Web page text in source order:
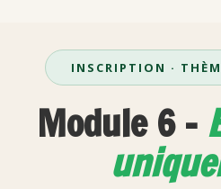
INSCRIPTION ·
Module 6 -